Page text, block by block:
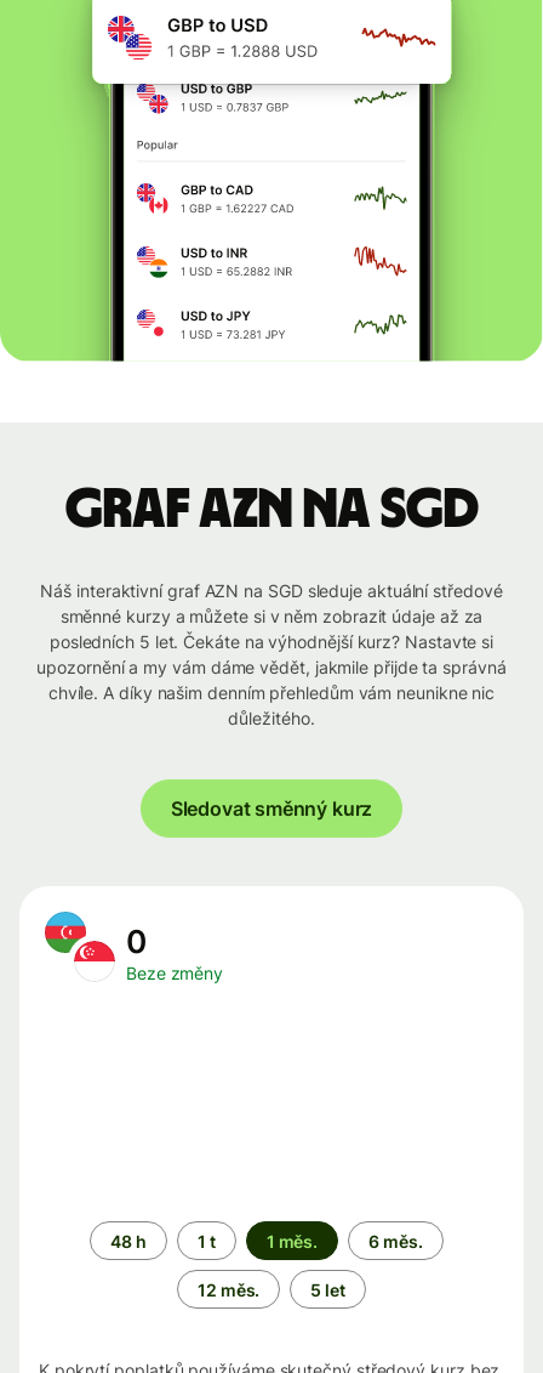
graf AZN na SGD
Náš interaktivní graf AZN na SGD sleduje aktuální středové
směnné kurzy a můžete si v něm zobrazit údaje až za
posledních 5 let. Čekáte na výhodnější kurz? Nastavte si
upozornění a my vám dáme vědět, jakmile přijde ta správná
chvíle. A díky našim denním přehledům vám neunikne nic
důležitého.
Sledovat směnný kurz
0
Beze změny
Časové
období
48 h 1 t 1 měs. 6 měs.
12 měs. 5 let